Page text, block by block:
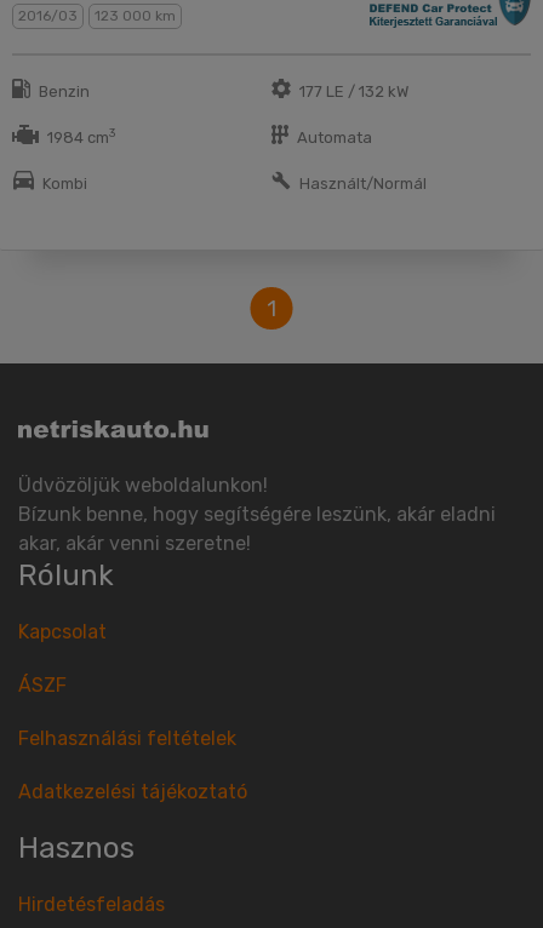
2016/03 123 000 km
Benzin 177 LE / 132 kW
1984 cm3 Automata
Kombi Használt/Normál
1
Üdvözöljük weboldalunkon!
Bízunk benne, hogy segítségére leszünk, akár eladni
akar, akár venni szeretne!
Rólunk
Kapcsolat
ÁSZF
Felhasználási feltételek
Adatkezelési tájékoztató
Hasznos
Hirdetésfeladás